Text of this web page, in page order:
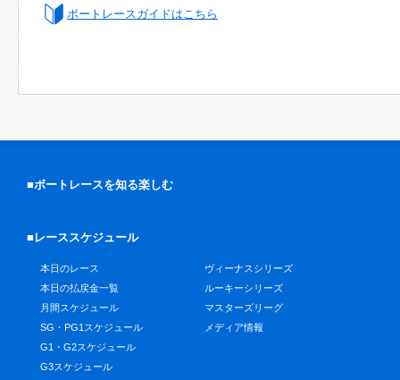
ボートレースガイドはこちら
■ボートレースを知る楽しむ
■レーススケジュール
本日のレース
本日の払戻金一覧
月間スケジュール
SG・PG1スケジュール
G1・G2スケジュール
G3スケジュール
ヴィーナスシリーズ
ルーキーシリーズ
マスターズリーグ
メディア情報